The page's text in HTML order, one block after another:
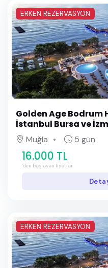
ERKEN REZERVASYON
Golden Age Bodrum
İstanbul Bursa ve
Muğla 5 gün
16.000 TL
'den başlayan fiyatlar
ERKEN REZERVASYON